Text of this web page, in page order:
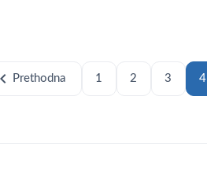
chevron_left Prethodna 1 2 3 4